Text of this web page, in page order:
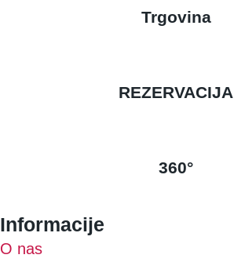
Trgovina
REZERVACIJA
360°
Informacije
O nas